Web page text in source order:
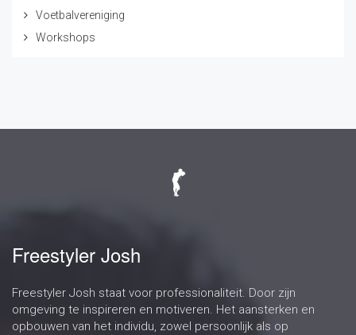
Voetbalvereniging
Workshops
Freestyler Josh
Freestyler Josh staat voor professionaliteit. Door zijn
omgeving te inspireren en motiveren. Het aansterken en
opbouwen van het individu, zowel persoonlijk als op